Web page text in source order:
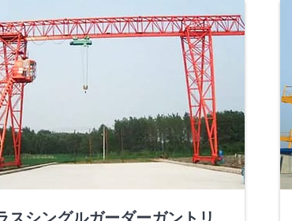
スシングルガーダーガントリ